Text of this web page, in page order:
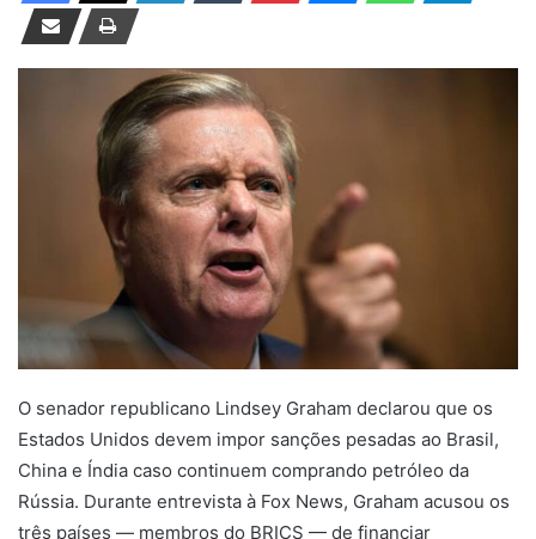
d
e
u
m
e
m
O senador republicano Lindsey Graham declarou que os
Estados Unidos devem impor sanções pesadas ao Brasil,
China e Índia caso continuem comprando petróleo da
Rússia. Durante entrevista à Fox News, Graham acusou os
três países — membros do BRICS — de financiar